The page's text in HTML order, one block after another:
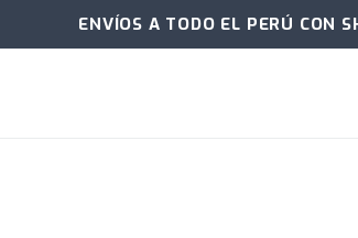
ENVÍOS A TODO EL PERÚ CON